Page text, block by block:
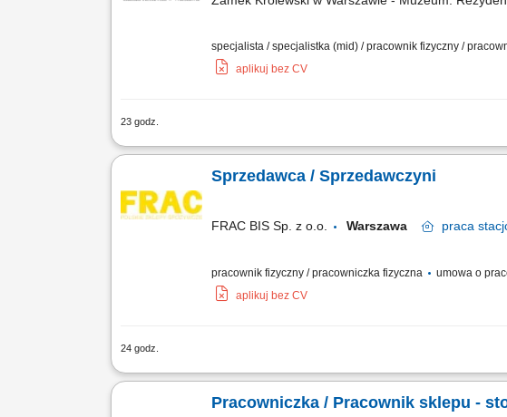
specjalista / specjalistka (mid) / pracownik fizyczny /
aplikuj bez CV
23 godz.
Nasz sklep muzealny jest częścią odwiedzin w Zamku –
Sprzedawca / Sprzedawczyni
FRAC BIS Sp. z o.o. Warszawa praca
pracownik fizyczny / pracowniczka fizyczna umowa o
aplikuj bez CV
24 godz.
Prowadzenie sprzedaży i obsługa kasy fiskalnej;
Pracowniczka / Pracownik sklepu -